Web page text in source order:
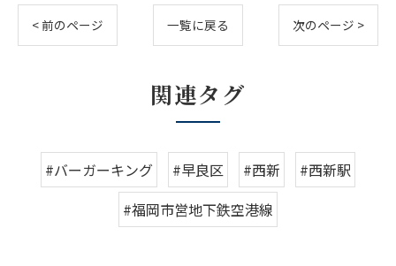
< 前のページ 一覧に戻る 次のページ >
関連タグ
#バーガーキング #早良区 #西新
#西新駅
#福岡市営地下鉄空港線